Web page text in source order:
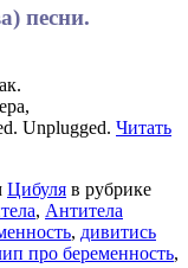
песни.
Unplugged. Читать
Цибуля в рубрике
, Антитела
, дивитись
про беременность,